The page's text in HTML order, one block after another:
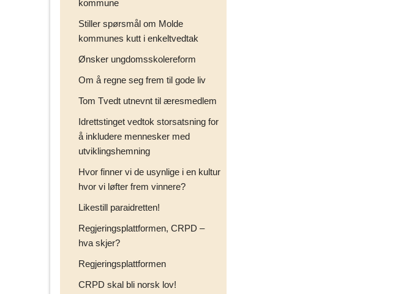
kommune
Stiller spørsmål om Molde
kommunes kutt i enkeltvedtak
Ønsker ungdomsskolereform
Om å regne seg frem til gode liv
Tom Tvedt utnevnt til æresmedlem
Idrettstinget vedtok storsatsning for
å inkludere mennesker med
utviklingshemning
Hvor finner vi de usynlige i en kultur
hvor vi løfter frem vinnere?
Likestill paraidretten!
Regjeringsplattformen, CRPD –
hva skjer?
Regjeringsplattformen
CRPD skal bli norsk lov!